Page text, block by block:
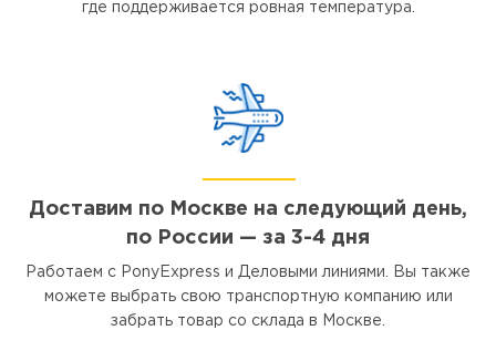
где поддерживается ровная температура.
Доставим по Москве на следующий день,
по России — за 3-4 дня
Работаем с PonyExpress и Деловыми линиями. Вы также
можете выбрать свою транспортную компанию или
забрать товар со склада в Москве.